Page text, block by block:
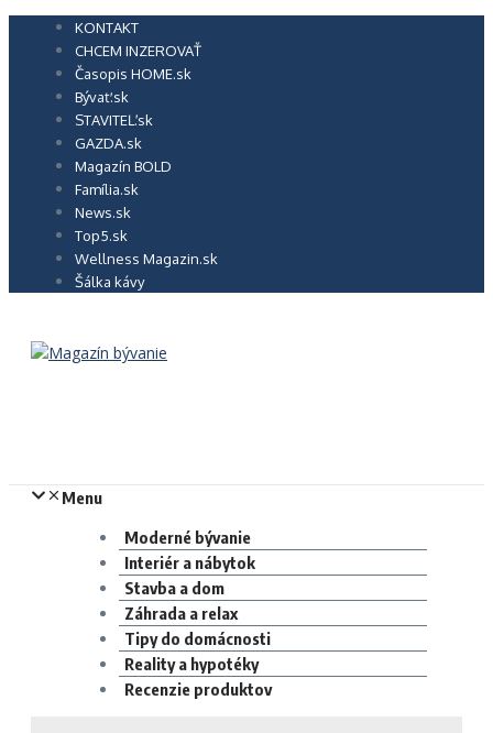
Preskočiť
KONTAKT
CHCEM INZEROVAŤ
Časopis HOME.sk
Bývať.sk
STAVITEĽ.sk
GAZDA.sk
Magazín BOLD
Família.sk
News.sk
Top5.sk
Wellness Magazin.sk
Šálka kávy
Menu
Moderné bývanie
Interiér a nábytok
Stavba a dom
Záhrada a relax
Tipy do domácnosti
Reality a hypotéky
Recenzie produktov